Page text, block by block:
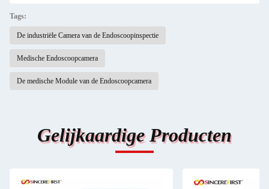
Tags:
De industriële Camera van de Endoscoopinspectie
Medische Endoscoopcamera
De medische Module van de Endoscoopcamera
Gelijkaardige Producten